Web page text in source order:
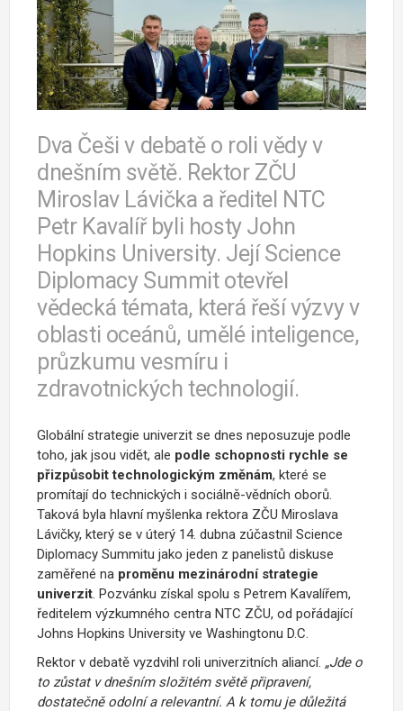
Dva Češi v debatě o roli vědy v
dnešním světě. Rektor ZČU
Miroslav Lávička a ředitel NTC
Petr Kavalíř byli hosty John
Hopkins University. Její Science
Diplomacy Summit otevřel
vědecká témata, která řeší výzvy v
oblasti oceánů, umělé inteligence,
průzkumu vesmíru i
zdravotnických technologií.
Globální strategie univerzit se dnes neposuzuje podle
toho, jak jsou vidět, ale podle schopnosti rychle se
přizpůsobit technologickým změnám, které se
promítají do technických i sociálně-vědních oborů.
Taková byla hlavní myšlenka rektora ZČU Miroslava
Lávičky, který se v úterý 14. dubna zúčastnil Science
Diplomacy Summitu jako jeden z panelistů diskuse
zaměřené na proměnu mezinárodní strategie
univerzit. Pozvánku získal spolu s Petrem Kavalířem,
ředitelem výzkumného centra NTC ZČU, od pořádající
Johns Hopkins University ve Washingtonu D.C.
Rektor v debatě vyzdvihl roli univerzitních aliancí. „Jde o
to zůstat v dnešním složitém světě připravení,
dostatečně odolní a relevantní. A k tomu je důležitá